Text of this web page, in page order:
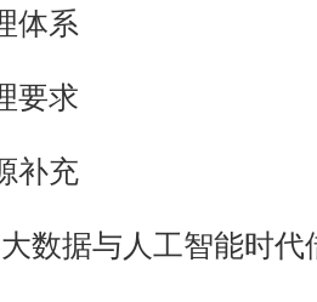
系
求
充
据与人工智能时代